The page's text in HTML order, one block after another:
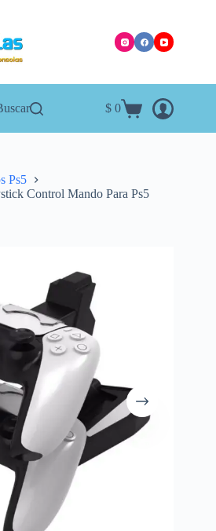
Carro
$ 0
Ps5
Control Mando Para Ps5